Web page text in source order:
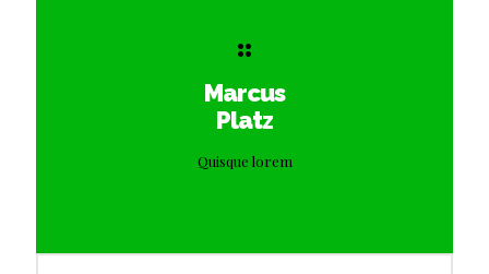
Marcus
Platz
Quisque lorem